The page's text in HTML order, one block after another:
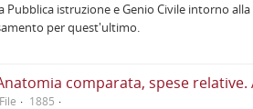
istruzione e Genio Civile intorno
per quest'ultimo.
comparata, spese
File
1885